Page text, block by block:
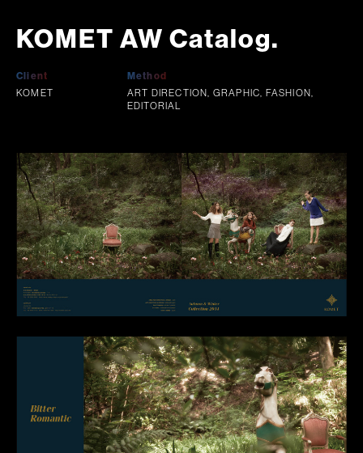
KOMET AW Catalog.
Client
KOMET
Method
ART DIRECTION, GRAPHIC, FASHION,
EDITORIAL